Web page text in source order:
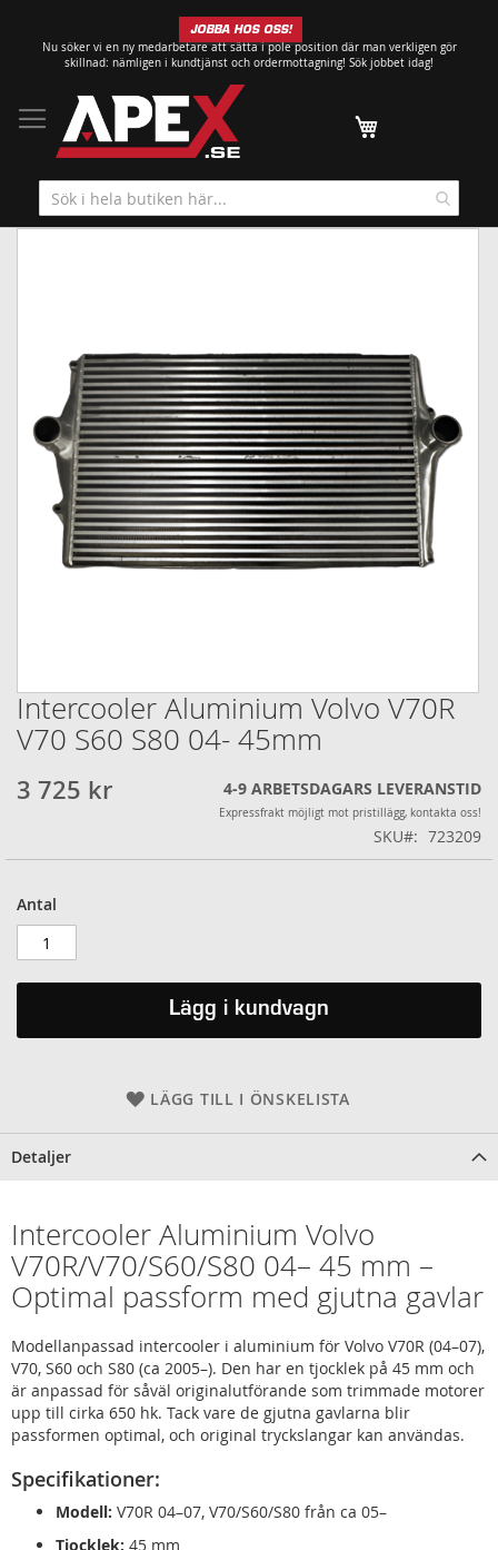
till
innehållet
JOBBA HOS OSS!
Nu söker vi en ny medarbetare att sätta i pole position där man verkligen gör
skillnad: nämligen i kundtjänst och ordermottagning! Sök jobbet idag!
Min kundvagn
Intercooler Aluminium Volvo V70R
V70 S60 S80 04- 45mm
3 725 kr 4-9 ARBETSDAGARS LEVERANSTID
Expressfrakt möjligt mot pristillägg, kontakta oss!
SKU 723209
Antal
Lägg i kundvagn
LÄGG TILL I ÖNSKELISTA
Hoppa
till
början
bildgalleriet
Detaljer
Intercooler Aluminium Volvo
V70R/V70/S60/S80 04– 45 mm –
Optimal passform med gjutna gavlar
Modellanpassad intercooler i aluminium för Volvo V70R (04–07),
V70, S60 och S80 (ca 2005–). Den har en tjocklek på 45 mm och
är anpassad för såväl originalutförande som trimmade motorer
upp till cirka 650 hk. Tack vare de gjutna gavlarna blir
passformen optimal, och original tryckslangar kan användas.
Specifikationer:
Modell: V70R 04–07, V70/S60/S80 från ca 05–
Tjocklek: 45 mm